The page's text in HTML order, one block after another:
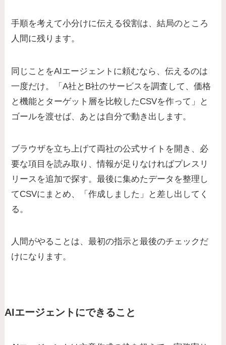
手順を考えて小分けに伝える役割は、結局のところ
人間に残ります。
同じことをAIエージェントに頼むなら、伝えるのは
一度だけ。「A社とB社のサービスを調査して、価格
と機能とターゲット層を比較したCSVを作って」と
ゴールを渡せば、あとは自分で動き出します。
ブラウザを立ち上げて両社の公式サイトを開き、必
要な項目を読み取り、情報が足りなければプレスリ
リースを追加で探す。最後に集めたデータを整理し
てCSVにまとめ、「作成しました」と差し出してく
る。
人間がやることは、最初の指示と最後のチェックだ
けになります。
AIエージェントにできること